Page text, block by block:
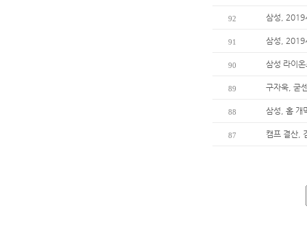
92 삼성, 2019
91 삼성, 2019
90 삼성 라이
89 구자욱, 굳
88 삼성, 홈 개
87 캠프 결산,